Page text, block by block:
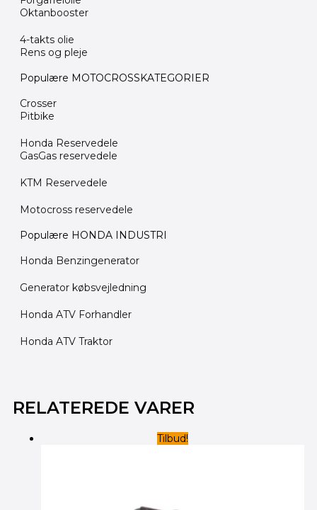
Oktanbooster
4-takts olie
Rens og pleje
Populære MOTOCROSSKATEGORIER
Crosser
Pitbike
Honda Reservedele
GasGas reservedele
KTM Reservedele
Motocross reservedele
Populære HONDA INDUSTRI
Honda Benzingenerator
Generator købsvejledning
Honda ATV Forhandler
Honda ATV Traktor
RELATEREDE VARER
Tilbud!
oprindelige
pris
165.00 kr..
oprindelige
pris
100.00 kr..